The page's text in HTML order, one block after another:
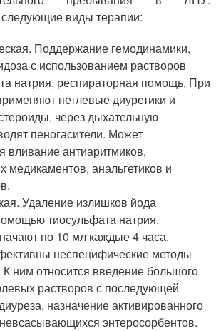
виды терапии:
Поддержание гемодинамики,
с использованием растворов
натрия, респираторная помощь. При
петлевые диуретики и
через дыхательную
пеногасители. Может
вливание антиаритмиков,
медикаментов, анальгетиков и
Удаление излишков йода
тиосульфата натрия.
по 10 мл каждые 4 часа.
неспецифические методы
К ним относится введение большого
растворов с последующей
назначение активированного
энтеросорбентов.